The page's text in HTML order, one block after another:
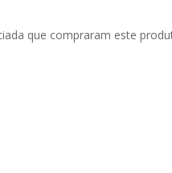
que compraram este